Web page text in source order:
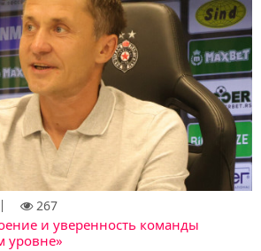
267
и уверенность команды
уровне»